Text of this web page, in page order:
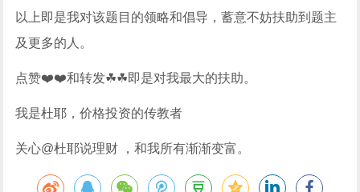
以上即是我对该题目的领略和倡导，蓄意不妨扶助到题主
及更多的人。
点赞❤️❤️和转发☘☘即是对我最大的扶助。
我是杜耶，价格投资的传教者
关心@杜耶说理财 ，和我所有渐渐变富。